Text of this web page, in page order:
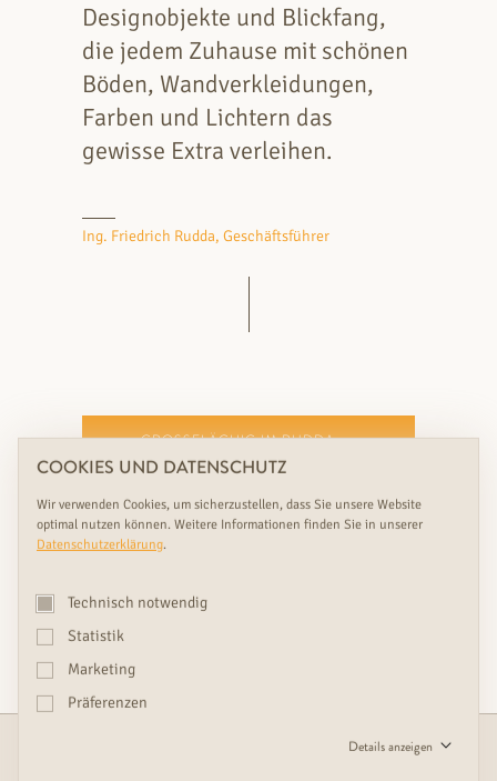
Designobjekte und Blickfang,
die jedem Zuhause mit schönen
Böden, Wandverkleidungen,
Farben und Lichtern das
gewisse Extra verleihen.
Ing. Friedrich Rudda, Geschäftsführer
GROSSFLÄCHIG IM RUDDA S
BERATUNG VEREINBAREN
WIR BIETEN IHNEN GESAMTLÖSUNGEN
MIT HARMONISCH ABGESTIMMTEN
COOKIES UND DATENSCHUTZ
Wir verwenden Cookies, um sicherzustellen, dass Sie unsere Website
optimal nutzen können. Weitere Informationen finden Sie in unserer
Datenschutzerklärung.
Technisch notwendig
Statistik
Marketing
Präferenzen
Details anzeigen